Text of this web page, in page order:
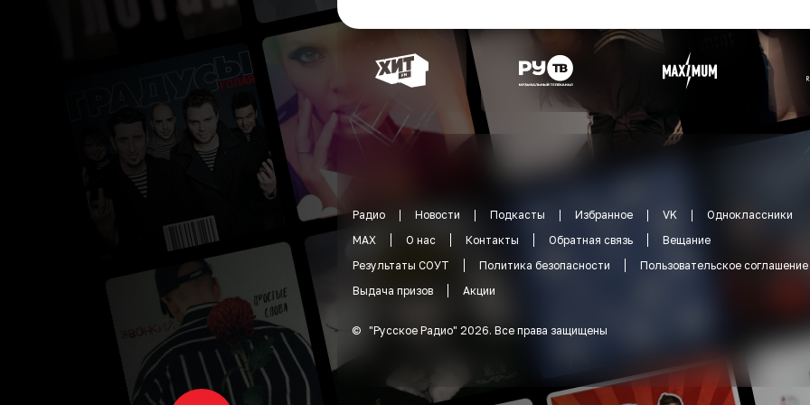
Радио Новости Подкасты Избранное VK
Одноклассники
MAX
О нас Контакты Обратная связь
Вещание
Результаты СОУТ
Политика безопасности
Пользовательское соглашение
Выдача призов
Акции
© "Русское Радио" 2026. Все права защищены